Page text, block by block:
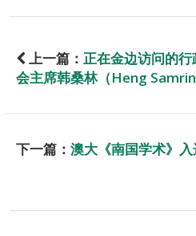
上一篇： 正在金边访问的
会主席韩桑林（Heng
下一篇： 澳大《南国学术》